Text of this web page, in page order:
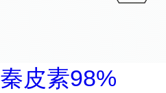
秦皮素98%